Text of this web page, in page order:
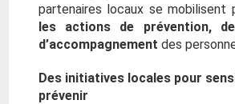
partenaires locaux se mobilisent
les actions de prévention,
d’accompagnement des
Des initiatives locales pour
prévenir